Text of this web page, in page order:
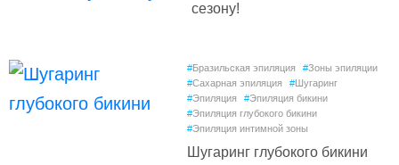
сезону!
#Бразильская эпиляция #Зоны эпиляции
#Сахарная эпиляция #Шугаринг
#Эпиляция #Эпиляция бикини
#Эпиляция глубокого бикини
#Эпиляция интимной зоны
Шугаринг глубокого бикини